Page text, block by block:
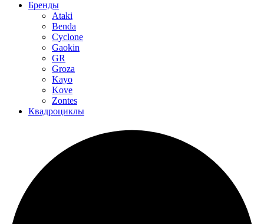
Бренды
Ataki
Benda
Cyclone
Gaokin
GR
Groza
Kayo
Kove
Zontes
Квадроциклы